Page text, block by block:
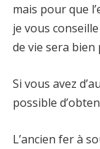
mais pour que
je vous
de vie sera bien
Si vous avez
possible
L’ancien fer à